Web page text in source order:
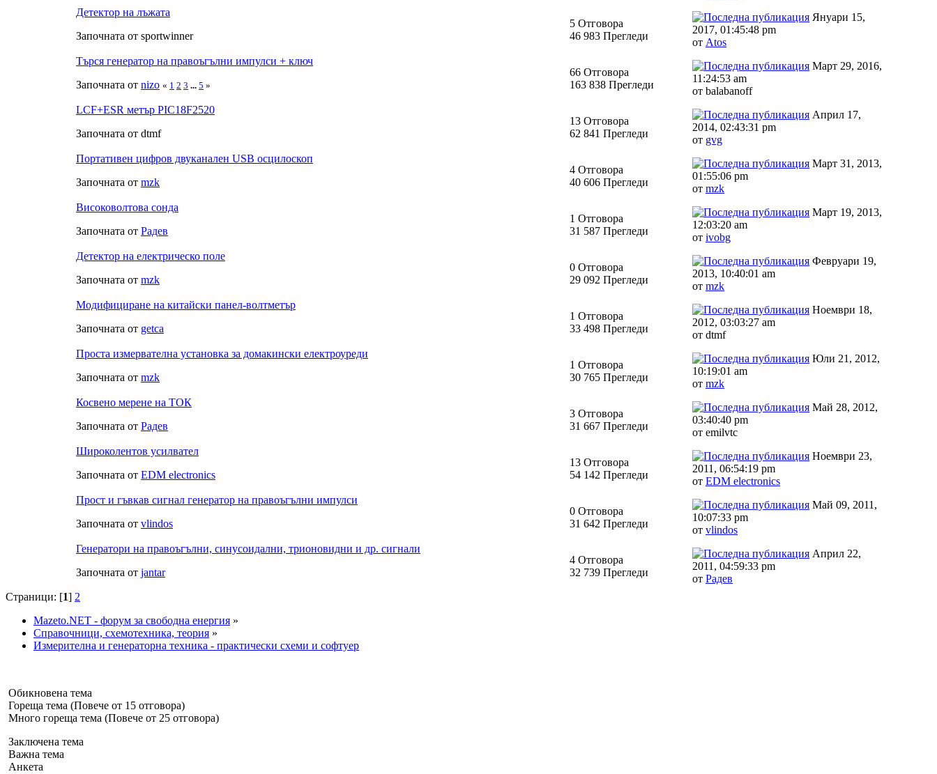
Детектор на лъжата
Започната от sportwinner
5 Отговора
46 983 Прегледи
Януари 15,
2017, 01:45:48 pm
от Аtos
Търся генератор на правоъгълни импулси + ключ
Започната от nizo « 1 2 3 ... 5 »
66 Отговора
163 838 Прегледи
Март 29, 2016,
11:24:53 am
от balabanoff
LCF+ESR метър PIC18F2520
Започната от dtmf
13 Отговора
62 841 Прегледи
Април 17,
2014, 02:43:31 pm
от gvg
Портативен цифров двуканален USB осцилоскоп
Започната от mzk
4 Отговора
40 606 Прегледи
Март 31, 2013,
01:55:06 pm
от mzk
Високоволтова сонда
Започната от Радeв
1 Отговора
31 587 Прегледи
Март 19, 2013,
12:03:20 am
от ivobg
Детектор на електрическо поле
Започната от mzk
0 Отговора
29 092 Прегледи
Февруари 19,
2013, 10:40:01 am
от mzk
Модифициране на китайски панел-волтметър
Започната от getca
1 Отговора
33 498 Прегледи
Ноември 18,
2012, 03:03:27 am
от dtmf
Проста измервателна установка за домакински електроуреди
Започната от mzk
1 Отговора
30 765 Прегледи
Юли 21, 2012,
10:19:01 am
от mzk
Косвено мерене на ТОК
Започната от Радeв
3 Отговора
31 667 Прегледи
Май 28, 2012,
03:40:40 pm
от emilvtc
Широколентов усилвател
Започната от EDM electronics
13 Отговора
54 142 Прегледи
Ноември 23,
2011, 06:54:19 pm
от EDM electronics
Прост и гъвкав сигнал генератор на правоъгълни импулси
Започната от vlindos
0 Отговора
31 642 Прегледи
Май 09, 2011,
10:07:33 pm
от vlindos
Генератори на правоъгълни, синусоидални, трионовидни и др. сигнали
Започната от jantar
4 Отговора
32 739 Прегледи
Април 22,
2011, 04:59:33 pm
от Радeв
Страници: [1] 2
Mazeto.NET - форум за свободна енергия »
Справочници, схемотехника, теория »
Измерителна и генераторна техника - практически схеми и софтуер
Обикновена тема
Гореща тема (Повече от 15 отговора)
Много гореща тема (Повече от 25 отговора)
Заключена тема
Важна тема
Анкета